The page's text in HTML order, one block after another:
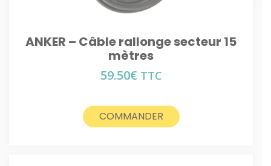
ANKER – Câble rallonge secteur 15
mètres
59.50€ TTC
COMMANDER